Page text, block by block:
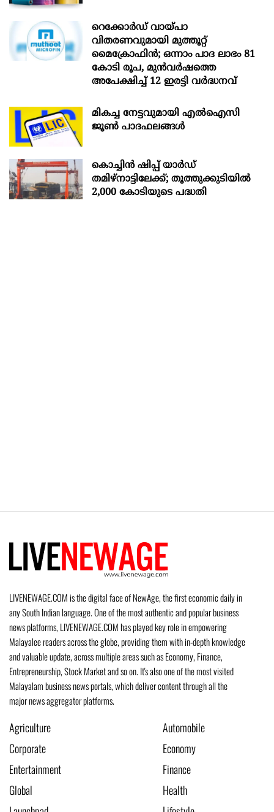
റെക്കോർഡ് വായ്പാ
വിതരണവുമായി മുത്തൂറ്റ്
മൈക്രോഫിൻ; ഒന്നാം പാദ ലാഭം 81
കോടി രൂപ, മുൻവർഷത്തെ
അപേക്ഷിച്ച് 12 ഇരട്ടി വർദ്ധനവ്
മികച്ച നേട്ടവുമായി എൽഐസി
ജൂൺ പാദഫലങ്ങൾ
കൊച്ചിന്‍ ഷിപ്പ് യാർഡ്
തമിഴ്നാട്ടിലേക്ക്; തൂത്തുക്കുടിയിൽ
2,000 കോടിയുടെ പദ്ധതി
LIVENEWAGE.COM is the digital face of NewAge, the first economic daily in
any South Indian language. One of the most authentic and popular business
news platforms, LIVENEWAGE.COM has played key role in empowering
Malayalee readers across the globe, providing them with in-depth knowledge
and valuable update, across multiple areas such as Economy, Finance,
Entrepreneurship, Stock Market and so on. It's also one of the most visited
Malayalam business news portals, which deliver content through all the
major news aggregator platforms.
Agriculture
Automobile
Corporate
Economy
Entertainment
Finance
Global
Health